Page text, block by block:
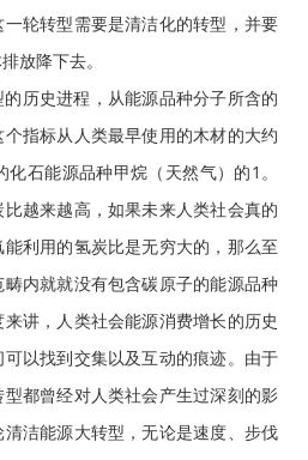
轮转型需要是清洁化的转型，并要
放降下去。
历史进程，从能源品种分子所含的
指标从人类最早使用的木材的大约
石能源品种甲烷（天然气）的1。
越来越高，如果未来人类社会真的
利用的氢炭比是无穷大的，那么至
内就就没有包含碳原子的能源品种
讲，人类社会能源消费增长的历史
以找到交集以及互动的痕迹。由于
都曾经对人类社会产生过深刻的影
洁能源大转型，无论是速度、步伐